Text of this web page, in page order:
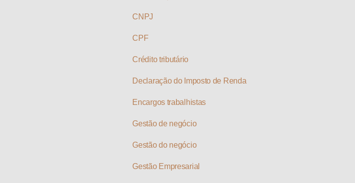
CNPJ
CPF
Crédito tributário
Declaração do Imposto de Renda
Encargos trabalhistas
Gestão de negócio
Gestão do negócio
Gestão Empresarial